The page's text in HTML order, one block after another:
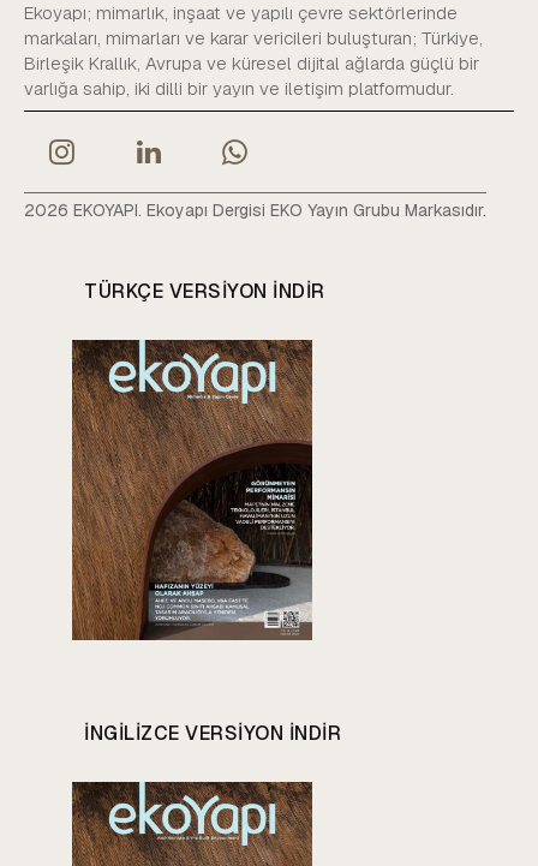
Ekoyapı; mimarlık, inşaat ve yapılı çevre sektörlerinde
markaları, mimarları ve karar vericileri buluşturan; Türkiye,
Birleşik Krallık, Avrupa ve küresel dijital ağlarda güçlü bir
varlığa sahip, iki dilli bir yayın ve iletişim platformudur.
2026 EKOYAPI. Ekoyapı Dergisi EKO Yayın Grubu Markasıdır.
TÜRKÇE VERSIYON INDIR
INGILIZCE VERSIYON INDIR